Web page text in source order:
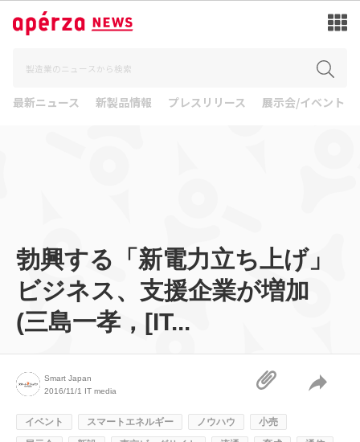
最新ニュース 新製品情報 プレスリリース 展示会/イベント
勃興する「新電力立ち上げ」
ビジネス、支援企業が増加
(三島一孝，[IT...
Smart Japan
2016/11/1 IT media
イベント スマートエネルギー ノウハウ
小売